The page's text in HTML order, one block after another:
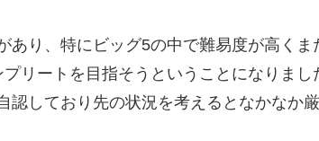
あり、特にビッグ5の中で難易度が高くま
リートを目指そうということになりまし
認しており先の状況を考えるとなかなか